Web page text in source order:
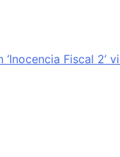
Fiscal